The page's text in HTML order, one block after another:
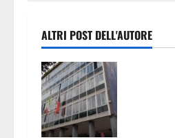
a
z
i
o
ALTRI POST DELL'AUTORE